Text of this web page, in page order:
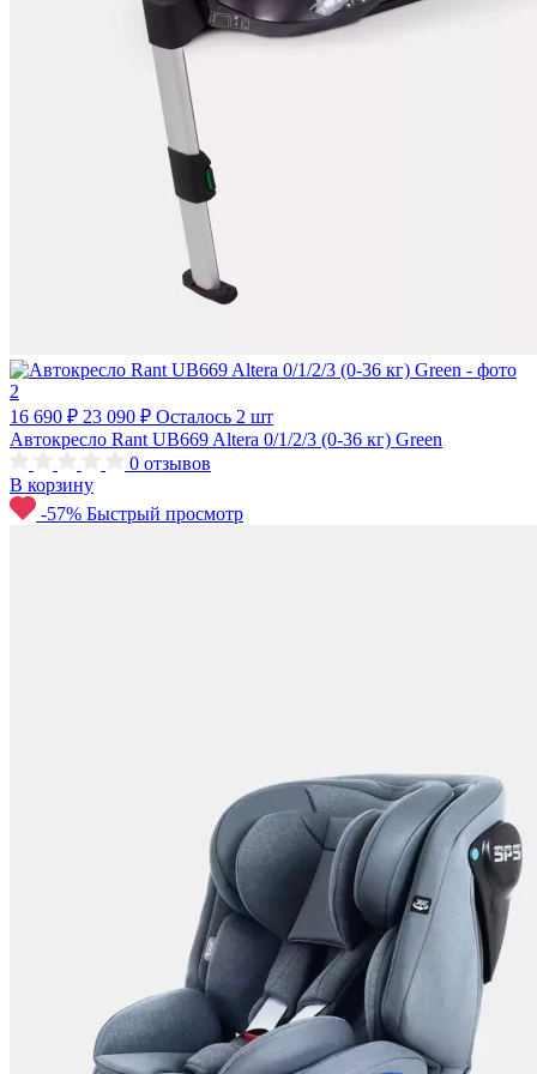
16 690 ₽ 23 090 ₽ Осталось 2 шт
Автокресло Rant UB669 Altera 0/1/2/3 (0-36 кг) Green
0 отзывов
В корзину
-57% Быстрый просмотр